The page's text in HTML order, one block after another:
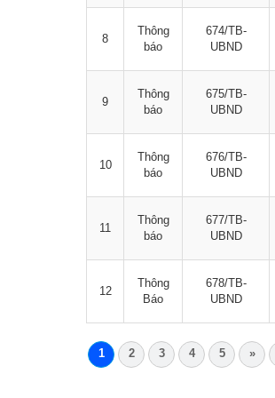
8
Thông
báo
674/TB-
UBND
9
Thông
báo
675/TB-
UBND
10
Thông
báo
676/TB-
UBND
11
Thông
báo
677/TB-
UBND
12
Thông
Báo
678/TB-
UBND
1 2 3 4 5 »